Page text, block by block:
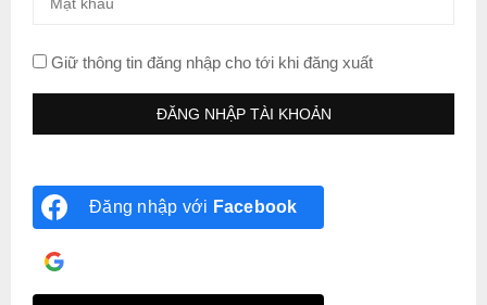
Giữ thông tin đăng nhập cho tới khi đăng xuất
Đăng nhập với Facebook